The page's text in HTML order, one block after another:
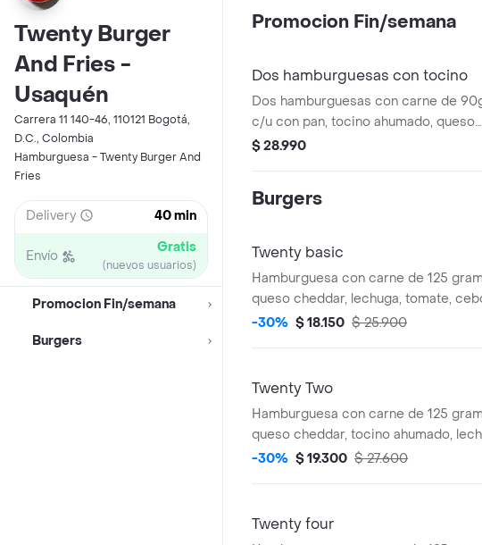
Twenty Burger
And Fries -
Usaquén
Carrera 11 140-46, 110121 Bogotá,
D.C., Colombia
Hamburguesa - Twenty Burger And
Fries
Delivery 40 min
Envío Gratis
(nuevos usuarios)
Promocion Fin/semana
Burgers
Promocion Fin/semana
Dos hamburguesas con tocino
Dos hamburguesas con carne de
c/u con pan, tocino ahumado, queso
cheddar, lechuga y salsas clásicas.
$ 28.990
Burgers
Twenty basic
Hamburguesa con carne de 125
queso cheddar, lechuga, tomate,
salsa de tomate, mostaza, mayonesa.
-30% $ 18.150 $ 25.900
Twenty Two
Hamburguesa con carne de 125
queso cheddar, tocino ahumado,
salsa de tomate, mostaza, mayonesa
-30% $ 19.300 $ 27.600
Twenty four